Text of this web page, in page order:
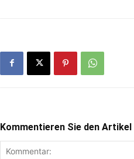
Kommentieren Sie den Artikel